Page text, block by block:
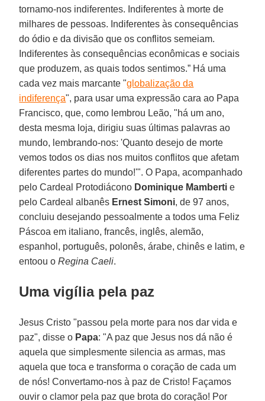
tornamo-nos indiferentes. Indiferentes à morte de
milhares de pessoas. Indiferentes às consequências
do ódio e da divisão que os conflitos semeiam.
Indiferentes às consequências econômicas e sociais
que produzem, as quais todos sentimos.” Há uma
cada vez mais marcante "globalização da
indiferença", para usar uma expressão cara ao Papa
Francisco, que, como lembrou Leão, "há um ano,
desta mesma loja, dirigiu suas últimas palavras ao
mundo, lembrando-nos: 'Quanto desejo de morte
vemos todos os dias nos muitos conflitos que afetam
diferentes partes do mundo!'". O Papa, acompanhado
pelo Cardeal Protodiácono Dominique Mamberti e
pelo Cardeal albanês Ernest Simoni, de 97 anos,
concluiu desejando pessoalmente a todos uma Feliz
Páscoa em italiano, francês, inglês, alemão,
espanhol, português, polonês, árabe, chinês e latim, e
entoou oRegina Caeli.
Uma vigília pela paz
Jesus Cristo "passou pela morte para nos dar vida e
paz", disse o Papa: "A paz que Jesus nos dá não é
aquela que simplesmente silencia as armas, mas
aquela que toca e transforma o coração de cada um
de nós! Convertamo-nos à paz de Cristo! Façamos
ouvir o clamor pela paz que brota do coração! Por